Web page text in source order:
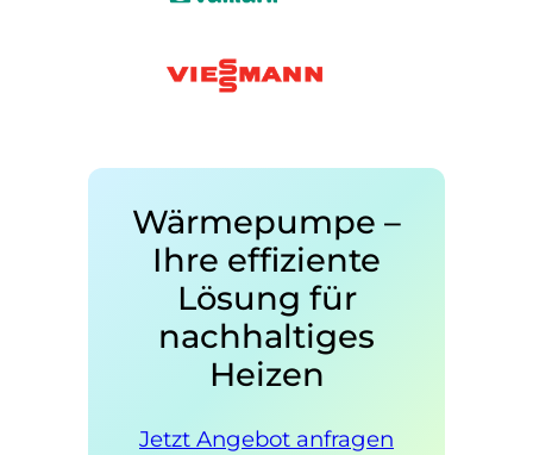
Wärmepumpe –
Ihre effiziente
Lösung für
nachhaltiges
Heizen
Jetzt Angebot anfragen